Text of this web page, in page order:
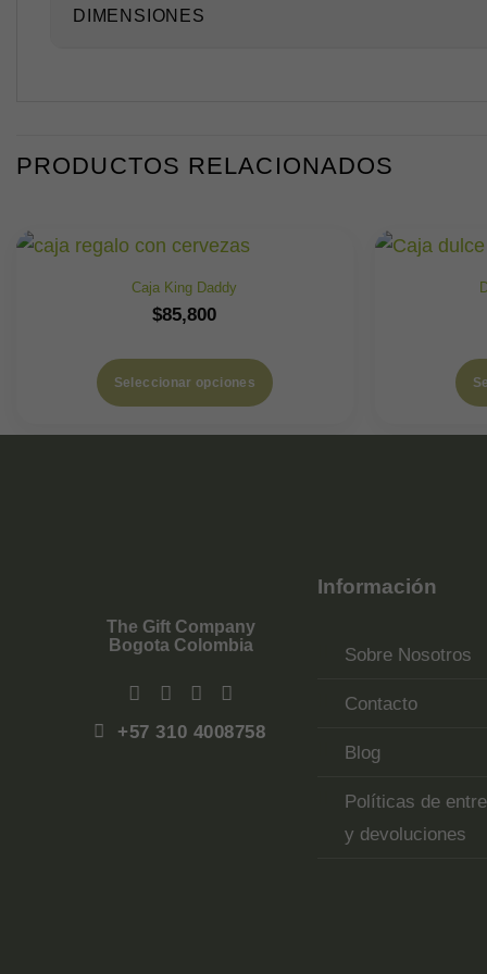
DIMENSIONES
PRODUCTOS RELACIONADOS
Caja King Daddy
$85,800
Seleccionar opciones
The Gift Company
Bogota Colombia
+57 310 4008758
Información
Sobre Nosotros
Contacto
Blog
Políticas de
y devoluciones